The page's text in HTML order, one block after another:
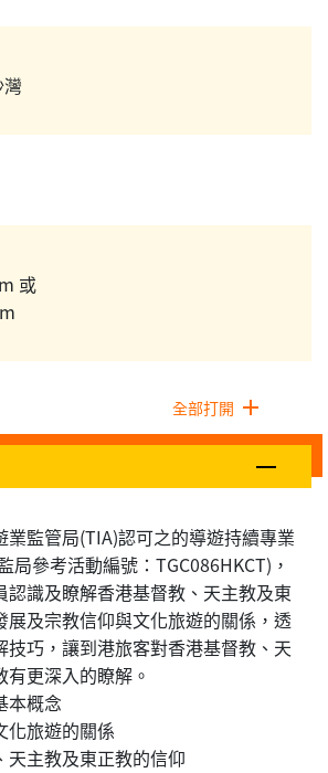
或
全部打開
業監管局(TIA)認可之的導遊持續專業
局參考活動編號：TGC086HKCT)，
認識及瞭解香港基督教、天主教及東
展及宗教信仰與文化旅遊的關係，透
技巧，讓到港旅客對香港基督教、天
有更深入的瞭解。
本概念
化旅遊的關係
天主教及東正教的信仰